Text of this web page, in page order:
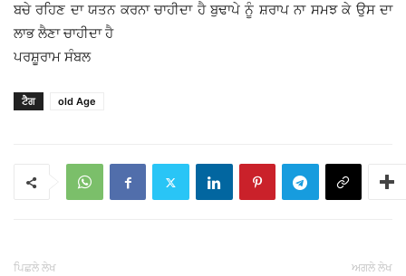
ਬਚੇ ਰਹਿਣ ਦਾ ਯਤਨ ਕਰਨਾ ਚਾਹੀਦਾ ਹੈ ਬੁਢਾਪੇ ਨੂੰ ਸ਼ਰਾਪ ਨਾ ਸਮਝ ਕੇ ਉਸ ਦਾ
ਲਾਭ ਲੈਣਾ ਚਾਹੀਦਾ ਹੈ
ਪਰਸ਼ੂਰਾਮ ਸੰਬਲ
ਟੈਗ old Age
ਪਿਛਲੇ ਲੇਖ ਅਗਲੇ ਲੇਖ